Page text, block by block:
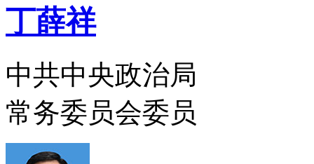
丁薛祥
中共中央政治局
常务委员会委员